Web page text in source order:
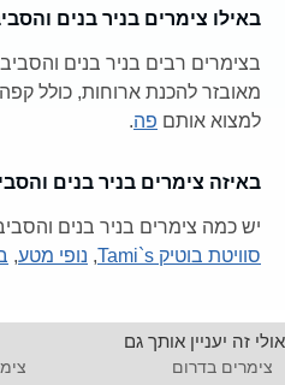
באילו צימרים בניר בנים
בצימרים רבים בניר בנים
מאובזר להכנת ארוחות, כולל
למצוא אותם פה.
באיזה צימרים בניר בנים
יש כמה צימרים בניר בנים
סוויטת בוטיק Tami`s
, נופי מטע,
אולי זה יעניין אותך גם
צימרים בדרום